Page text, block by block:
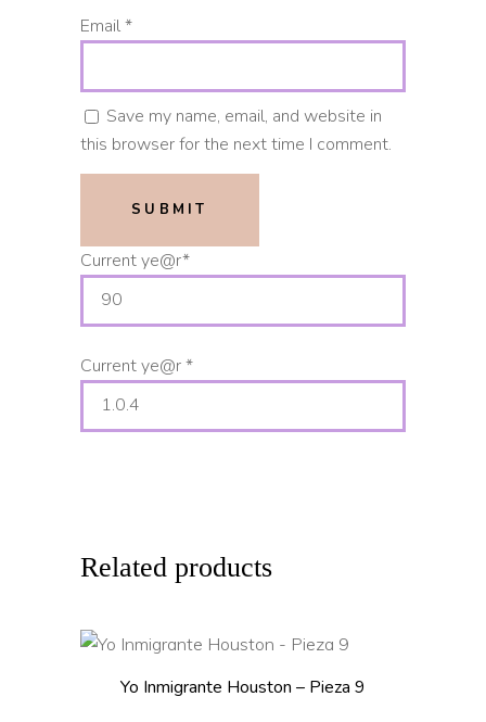
Email*
Save my name, email, and website in
this browser for the next time I comment.
Current ye@r*
Current ye@r*
Related products
Yo Inmigrante Houston – Pieza 9